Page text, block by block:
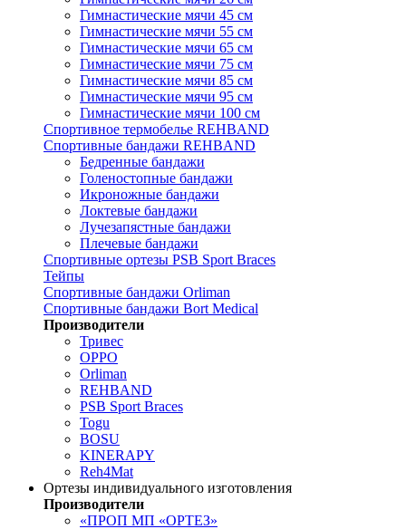
Гимнастические мячи 45 см
Гимнастические мячи 55 см
Гимнастические мячи 65 см
Гимнастические мячи 75 см
Гимнастические мячи 85 см
Гимнастические мячи 95 см
Гимнастические мячи 100 см
Спортивное термобелье REHBAND
Спортивные бандажи REHBAND
Бедренные бандажи
Голеностопные бандажи
Икроножные бандажи
Локтевые бандажи
Лучезапястные бандажи
Плечевые бандажи
Спортивные ортезы PSB Sport Braces
Тейпы
Спортивные бандажи Orliman
Спортивные бандажи Bort Medical
Производители
Тривес
OPPO
Orliman
REHBAND
PSB Sport Braces
Togu
BOSU
KINERAPY
Reh4Mat
Ортезы индивидуального изготовления
Производители
«ПРОП МП «ОРТЕЗ»